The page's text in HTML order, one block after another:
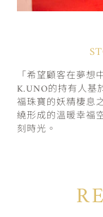
「希望顧客在夢想
K.UNO的持有人基
福珠寶的妖精棲息
繞形成的溫暖幸福
刻時光。